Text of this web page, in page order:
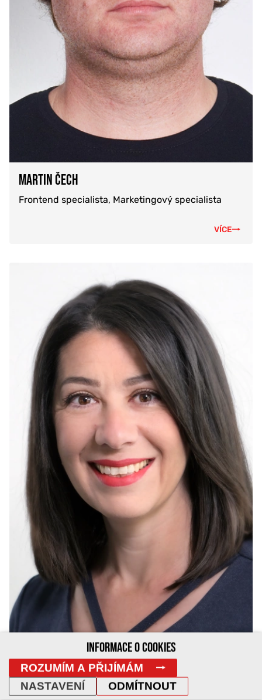
MARTIN ČECH
Frontend specialista, Marketingový specialista
VÍCE
LEONA JURÁNKOVÁ
INFORMACE O COOKIES
ROZUMÍM A PŘIJÍMÁM
ODMÍTNOUT
NASTAVENÍ